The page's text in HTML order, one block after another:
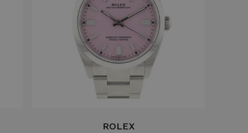
ROLEX